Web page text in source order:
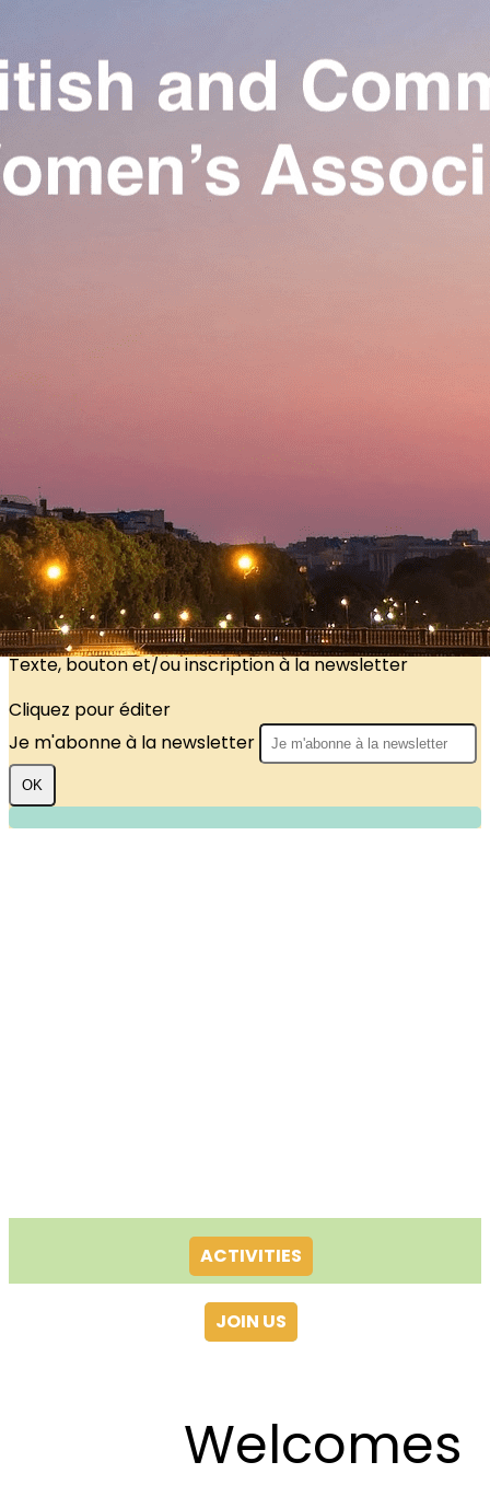
Exporter uniquement les colonnes affichées
Ajoutez un logo, un bouton, des réseaux sociaux
Our Association
Activities
Join us
?>
Images de la page d'accueil
Cliquez pour éditer
Texte, bouton et/ou inscription à la newsletter
Cliquez pour éditer
Je m'abonne à la newsletter
OK
ACTIVITIES
JOIN US
Welcomes